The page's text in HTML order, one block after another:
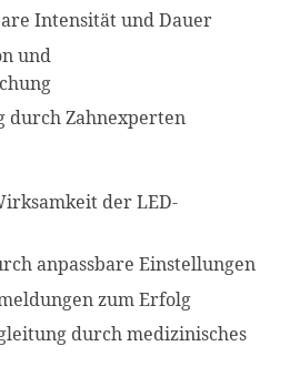
Intensität und Dauer
und
durch Zahnexperten
der LED-
anpassbare Einstellungen
zum Erfolg
durch medizinisches